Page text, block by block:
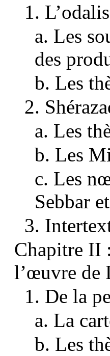
1.
a. Les
des
b. Les
2.
a. Les
b. Les
c. Les
Sebbar
3.
Chapitre II
l’œuvre de
1. De la
a. La
b. Les